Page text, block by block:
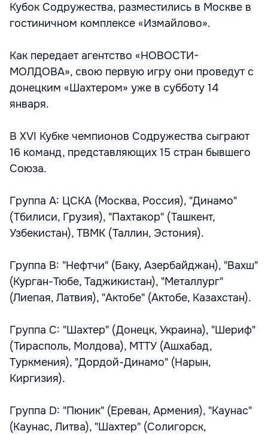
Кубок Содружества, разместились в Москве в
гостиничном комплексе «Измайлово».
Как передает агентство «НОВОСТИ-
МОЛДОВА», свою первую игру они проведут с
донецким «Шахтером» уже в субботу 14
января.
В XVI Кубке чемпионов Содружества сыграют
16 команд, представляющих 15 стран бывшего
Союза.
Группа А: ЦСКА (Москва, Россия), "Динамо"
(Тбилиси, Грузия), "Пахтакор" (Ташкент,
Узбекистан), ТВМК (Таллин, Эстония).
Группа В: "Нефтчи" (Баку, Азербайджан), "Вахш"
(Курган-Тюбе, Таджикистан), "Металлург"
(Лиепая, Латвия), "Актобе" (Актобе, Казахстан).
Группа С: "Шахтер" (Донецк, Украина), "Шериф"
(Тирасполь, Молдова), МТТУ (Ашхабад,
Туркмения), "Дордой-Динамо" (Нарын,
Киргизия).
Группа D: "Пюник" (Ереван, Армения), "Каунас"
(Каунас, Литва), "Шахтер" (Солигорск,